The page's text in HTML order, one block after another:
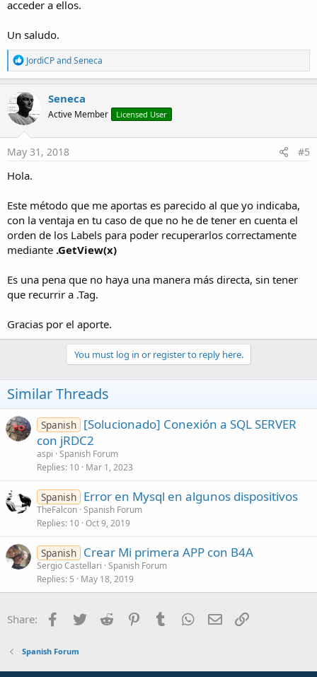
acceder a ellos.
Un saludo.
R
e
a
c
t
i
o
n
s
JordiCPandSeneca
Seneca
Active Member Licensed User
May 31, 2018 #5
Hola.
Este método que me aportas es parecido al que yo indicaba,
con la ventaja en tu caso de que no he de tener en cuenta el
orden de los Labels para poder recuperarlos correctamente
mediante .GetView(x)
Es una pena que no haya una manera más directa, sin tener
que recurrir a .Tag.
Gracias por el aporte.
You must log in or register to reply here.
Similar Threads
Spanish [Solucionado] Conexión a SQL SERVER
con jRDC2
aspi Spanish Forum
Replies 10 Mar 1, 2023
Spanish Error en Mysql en algunos dispositivos
TheFalcon Spanish Forum
Replies 10 Oct 9, 2019
Spanish Crear Mi primera APP con B4A
Sergio Castellari Spanish Forum
Replies 5 May 18, 2019
Share: Facebook
Twitter Reddit PinterestTumblr WhatsApp
Email
Spanish Forum